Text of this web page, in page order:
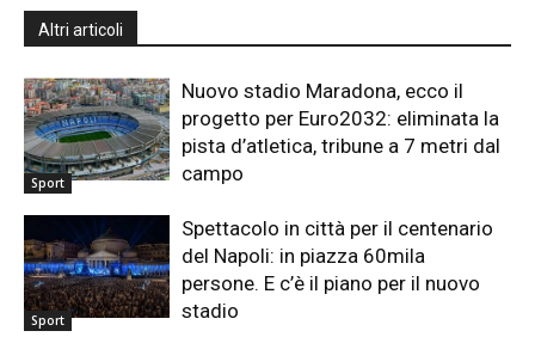
Altri articoli
Sport
Nuovo stadio Maradona, ecco il
progetto per Euro2032: eliminata la
pista d’atletica, tribune a 7 metri dal
campo
Sport
Spettacolo in città per il centenario
del Napoli: in piazza 60mila
persone. E c’è il piano per il nuovo
stadio